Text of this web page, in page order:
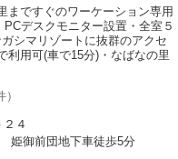
ですぐのワーケーション専用
デスクモニター設置・全室５
シマリゾートに抜群のアクセ
利用可(車で15分)・なばなの里
）
４
姫御前団地下車徒歩5分